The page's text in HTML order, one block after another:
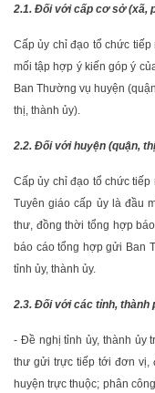
2.1. Đối với cấp cơ sở (xã,
Cấp ủy chỉ đạo tổ chức
mối tập hợp ý kiến góp ý
Ban Thường vụ huyện
thị, thành ủy).
2.2. Đối với huyện (quận,
Cấp ủy chỉ đạo tổ chức
Tuyên giáo cấp ủy là đầu
thư, đồng thời tổng hợp
báo cáo tổng hợp gửi Ban
tỉnh ủy, thành ủy.
2.3. Đối với các tỉnh,
- Đề nghị tỉnh ủy, thành ủy
thư gửi trực tiếp tới đơn vị,
huyện trực thuộc; phân